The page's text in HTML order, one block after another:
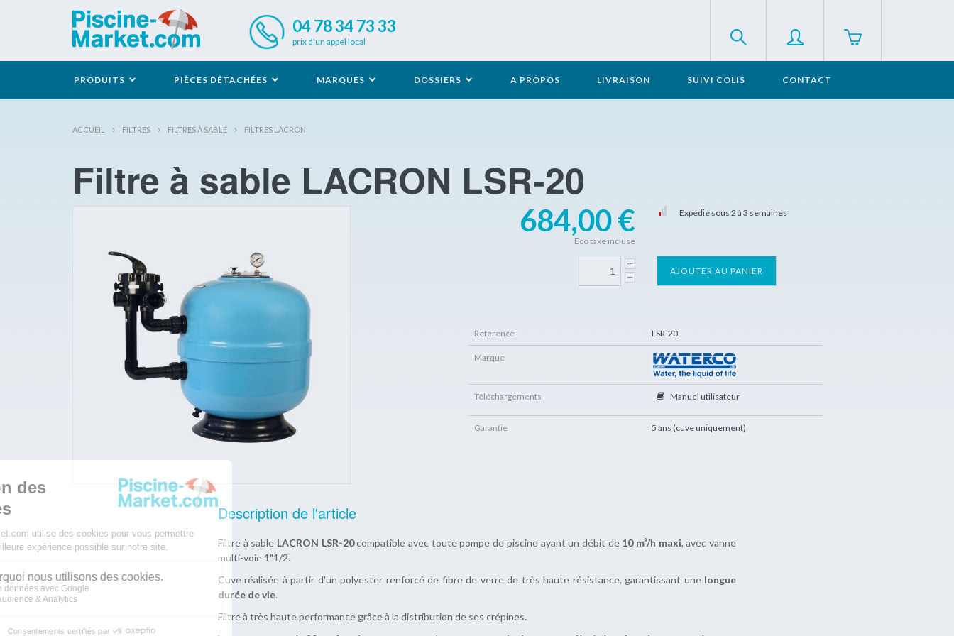
04 78 34 73 33
prix d'un appel local
PRODUITS PIÈCES DÉTACHÉES MARQUES DOSSIERS A PROPOS LIVRAISON SUIVI COLIS CONTACT
ACCUEIL FILTRES FILTRES À SABLE FILTRES LACRON
Filtre à sable LACRON LSR-20
684,00 €
Eco taxe incluse
Expédié sous 2 à 3 semaines
Référence LSR-20
Marque
Téléchargements Manuel utilisateur
Garantie 5 ans (cuve uniquement)
Description de l'article
Filtre à sable LACRON LSR-20compatible avec toute pompe de piscine ayant un débit de 10 m³/h maxi, avec vanne
multi-voie 1"1/2.
Cuve réalisée à partir d'un polyester renforcé de fibre de verre de très haute résistance, garantissant une longue
durée de vie.
Filtre à très haute performance grâce à la distribution de ses crépines.